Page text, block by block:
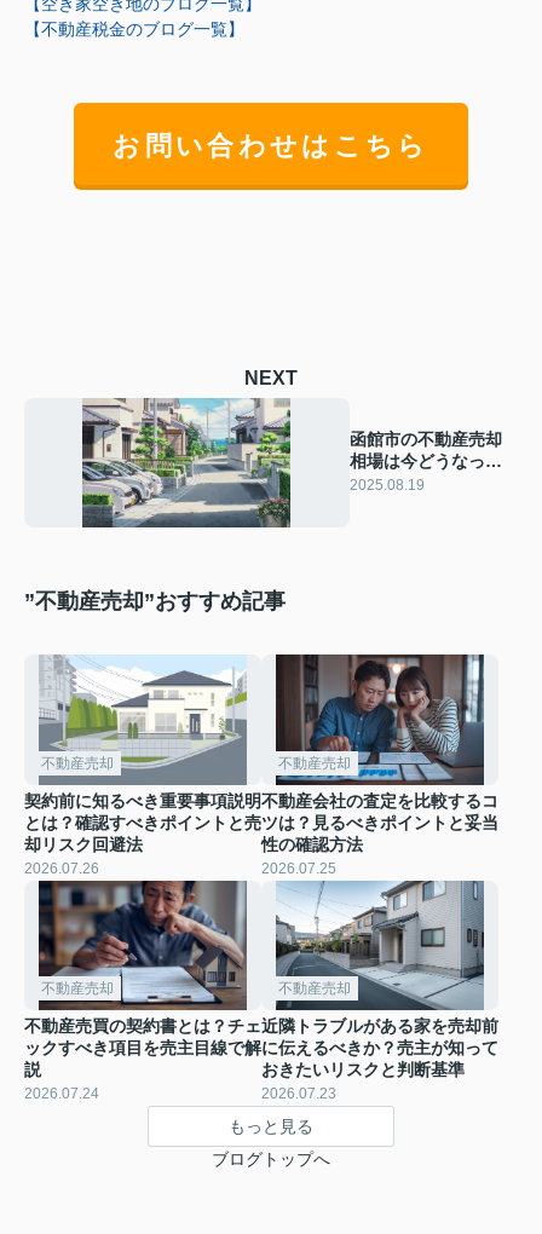
【不動産税金のブログ一覧】
お問い合わせはこちら
NEXT
函館市の不動産売却
相場は今どうなって
いる？相場動向と売
2025.08.19
”不動産売却”おすすめ記事
不動産売却
契約前に知るべき重要事項説明
とは？確認すべきポイントと売
却リスク回避法
2026.07.26
不動産売却
不動産会社の査定を比較するコ
ツは？見るべきポイントと妥当
性の確認方法
2026.07.25
不動産売却
不動産売買の契約書とは？チェ
ックすべき項目を売主目線で解
説
2026.07.24
不動産売却
近隣トラブルがある家を売却前
に伝えるべきか？売主が知って
おきたいリスクと判断基準
2026.07.23
もっと見る
ブログトップへ